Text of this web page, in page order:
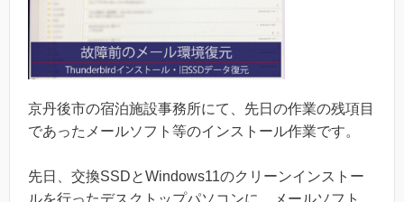
京丹後市の宿泊施設事務所にて、先日の作業の残項目
であったメールソフト等のインストール作業です。
先日、交換SSDとWindows11のクリーンインストー